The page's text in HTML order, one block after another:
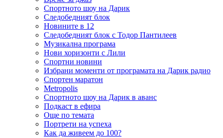
Спортното шоу на Дарик
Следобедният блок
Новините в 12
Следобедният блок с Тодор Пантилеев
Музикална програма
Нови хоризонти с Лили
Спортни новини
Избрани моменти от програмата на Дарик радио
Спортен маратон
Metropolis
Спортното шоу на Дарик в аванс
Подкаст в ефира
Още по темата
Портрети на успеха
Как да живеем до 100?